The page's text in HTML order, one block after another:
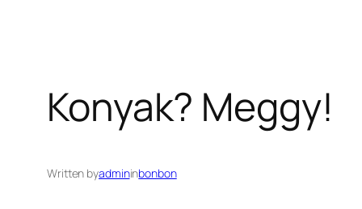
Konyak? Meggy!
Written byadmininbonbon